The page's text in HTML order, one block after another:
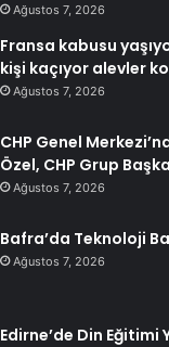
Ağustos 7, 2026
Fransa kabusu
kişi kaçıyor alevler
Ağustos 7, 2026
CHP Genel
Özel, CHP Grup
Ağustos 7, 2026
Bafra’da Teknoloji
Ağustos 7, 2026
Edirne’de Din Eğitimi